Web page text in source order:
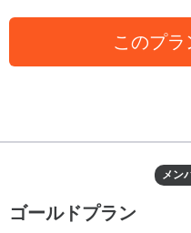
このプラ
メン
ゴールドプラン